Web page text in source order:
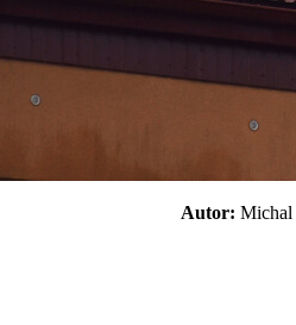
Autor: